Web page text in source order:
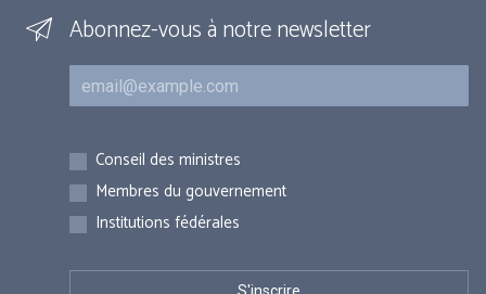
Abonnez-vous à notre newsletter
Courriel
Inscriptions
Conseil des ministres
Membres du gouvernement
Institutions fédérales